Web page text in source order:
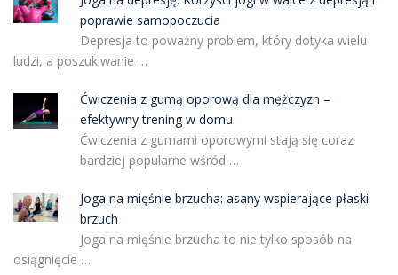
poprawie samopoczucia
Depresja to poważny problem, który dotyka wielu
ludzi, a poszukiwanie …
Ćwiczenia z gumą oporową dla mężczyzn –
efektywny trening w domu
Ćwiczenia z gumami oporowymi stają się coraz
bardziej popularne wśród …
Joga na mięśnie brzucha: asany wspierające płaski
brzuch
Joga na mięśnie brzucha to nie tylko sposób na
osiągnięcie …